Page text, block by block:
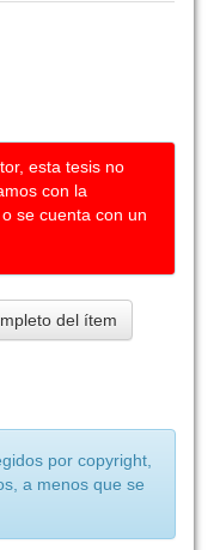
esta tesis no
con la
se cuenta con un
del ítem
por copyright,
a menos que se